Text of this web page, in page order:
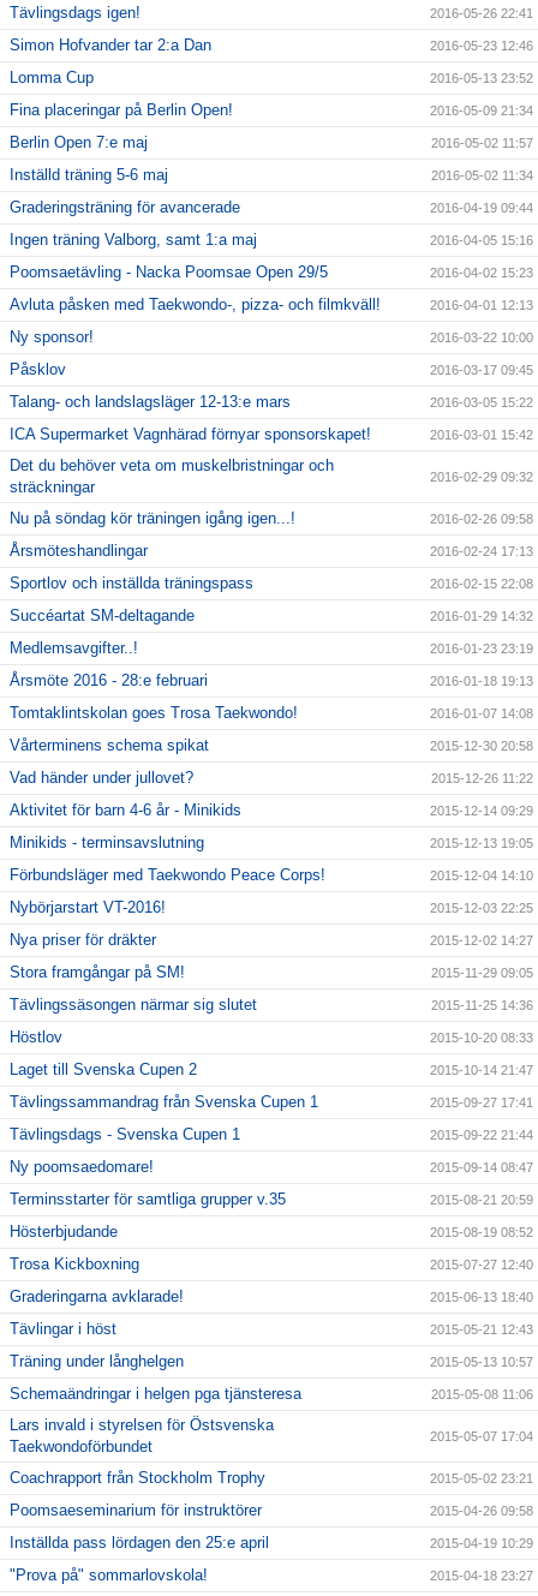
Tävlingsdags igen! 2016-05-26 22:41
Simon Hofvander tar 2:a Dan 2016-05-23 12:46
Lomma Cup 2016-05-13 23:52
Fina placeringar på Berlin Open! 2016-05-09 21:34
Berlin Open 7:e maj 2016-05-02 11:57
Inställd träning 5-6 maj 2016-05-02 11:34
Graderingsträning för avancerade 2016-04-19 09:44
Ingen träning Valborg, samt 1:a maj 2016-04-05 15:16
Poomsaetävling - Nacka Poomsae Open 29/5 2016-04-02 15:23
Avluta påsken med Taekwondo-, pizza- och filmkväll! 2016-04-01 12:13
Ny sponsor! 2016-03-22 10:00
Påsklov 2016-03-17 09:45
Talang- och landslagsläger 12-13:e mars 2016-03-05 15:22
ICA Supermarket Vagnhärad förnyar sponsorskapet! 2016-03-01 15:42
Det du behöver veta om muskelbristningar och
sträckningar
2016-02-29 09:32
Nu på söndag kör träningen igång igen...! 2016-02-26 09:58
Årsmöteshandlingar 2016-02-24 17:13
Sportlov och inställda träningspass 2016-02-15 22:08
Succéartat SM-deltagande 2016-01-29 14:32
Medlemsavgifter..! 2016-01-23 23:19
Årsmöte 2016 - 28:e februari 2016-01-18 19:13
Tomtaklintskolan goes Trosa Taekwondo! 2016-01-07 14:08
Vårterminens schema spikat 2015-12-30 20:58
Vad händer under jullovet? 2015-12-26 11:22
Aktivitet för barn 4-6 år - Minikids 2015-12-14 09:29
Minikids - terminsavslutning 2015-12-13 19:05
Förbundsläger med Taekwondo Peace Corps! 2015-12-04 14:10
Nybörjarstart VT-2016! 2015-12-03 22:25
Nya priser för dräkter 2015-12-02 14:27
Stora framgångar på SM! 2015-11-29 09:05
Tävlingssäsongen närmar sig slutet 2015-11-25 14:36
Höstlov 2015-10-20 08:33
Laget till Svenska Cupen 2 2015-10-14 21:47
Tävlingssammandrag från Svenska Cupen 1 2015-09-27 17:41
Tävlingsdags - Svenska Cupen 1 2015-09-22 21:44
Ny poomsaedomare! 2015-09-14 08:47
Terminsstarter för samtliga grupper v.35 2015-08-21 20:59
Hösterbjudande 2015-08-19 08:52
Trosa Kickboxning 2015-07-27 12:40
Graderingarna avklarade! 2015-06-13 18:40
Tävlingar i höst 2015-05-21 12:43
Träning under långhelgen 2015-05-13 10:57
Schemaändringar i helgen pga tjänsteresa 2015-05-08 11:06
Lars invald i styrelsen för Östsvenska
Taekwondoförbundet
2015-05-07 17:04
Coachrapport från Stockholm Trophy 2015-05-02 23:21
Poomsaeseminarium för instruktörer 2015-04-26 09:58
Inställda pass lördagen den 25:e april 2015-04-19 10:29
"Prova på" sommarlovskola! 2015-04-18 23:27